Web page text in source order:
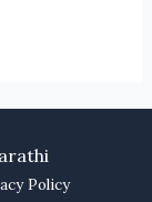
Policy